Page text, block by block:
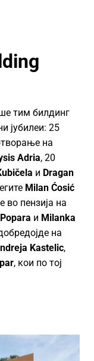
тим билдинг
јубилеи: 25
на
Adria, 20
и Dragan
Milan Ćosić
во пензија на
и Milanka
на
Kastelic,
, кои по тој